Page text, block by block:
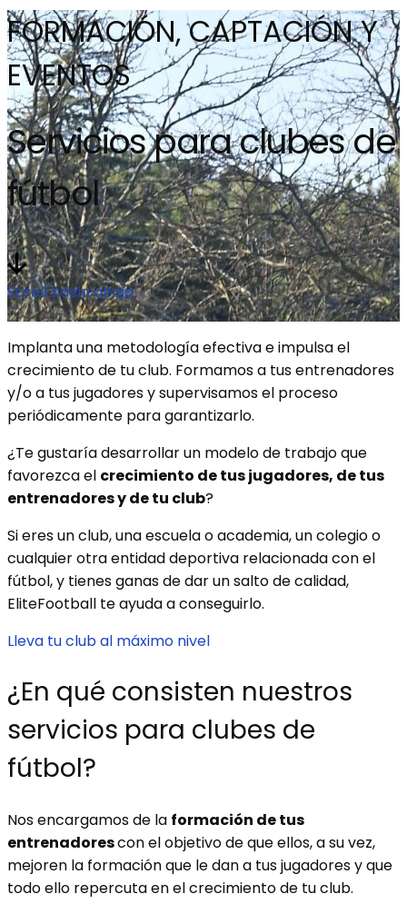
FORMACIÓN, CAPTACIÓN Y
EVENTOS
Servicios para clubes de
fútbol
Scroll hacia abajo
Implanta una metodología efectiva e impulsa el
crecimiento de tu club. Formamos a tus entrenadores
y/o a tus jugadores y supervisamos el proceso
periódicamente para garantizarlo.
¿Te gustaría desarrollar un modelo de trabajo que
favorezca el crecimiento de tus jugadores, de tus
entrenadores y de tu club?
Si eres un club, una escuela o academia, un colegio o
cualquier otra entidad deportiva relacionada con el
fútbol, y tienes ganas de dar un salto de calidad,
EliteFootball te ayuda a conseguirlo.
Lleva tu club al máximo nivel
¿En qué consisten nuestros
servicios para clubes de
fútbol?
Nos encargamos de la formación de tus
entrenadorescon el objetivo de que ellos, a su vez,
mejoren la formación que le dan a tus jugadores y que
todo ello repercuta en el crecimiento de tu club.